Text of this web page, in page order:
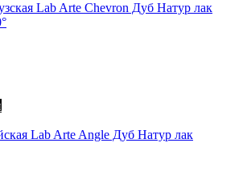
Lab Arte Chevron Дуб Натур лак
Lab Arte Angle Дуб Натур лак